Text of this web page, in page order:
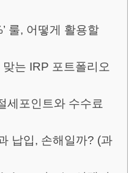
룰, 어떻게 활용할
는 IRP 포트폴리오
세포인트와 수수료
납입, 손해일까? (과